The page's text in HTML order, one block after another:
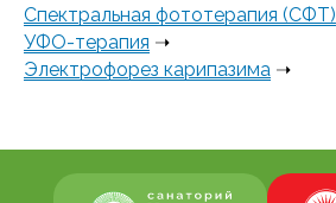
Спектральная фототерапия (СФТ)
УФО-терапия ➝
Электрофорез карипазима ➝